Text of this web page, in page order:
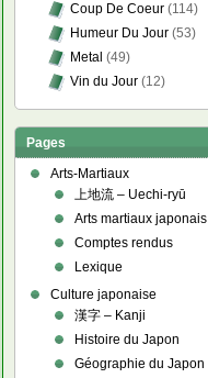
Coup De Coeur (114)
Humeur Du Jour (53)
Metal (49)
Vin du Jour (12)
Pages
Arts-Martiaux
上地流 – Uechi-ryū
Arts martiaux japonais
Comptes rendus
Lexique
Culture japonaise
漢字 – Kanji
Histoire du Japon
Géographie du Japon